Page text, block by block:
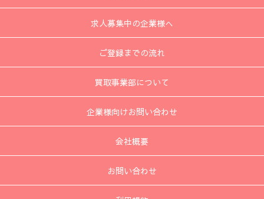
求人募集中の企業様へ
ご登録までの流れ
買取事業部について
企業様向けお問い合わせ
会社概要
お問い合わせ